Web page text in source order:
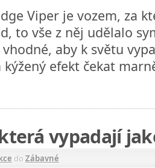
Viper je vozem, za
to vše z něj udělalo
aby k světu
efekt čekat
vypadají
do Zábavné